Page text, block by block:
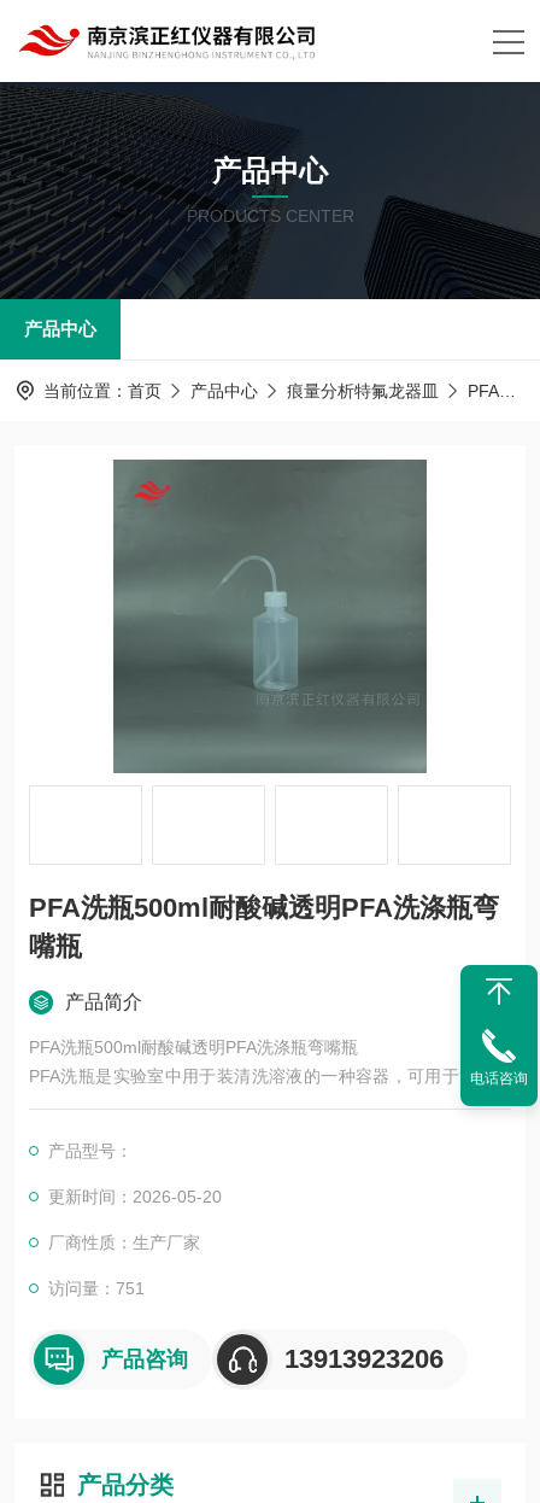
产品中心
PRODUCTS CENTER
产品中心
当前位置： 首页 产品中心 痕量分析特氟龙器皿 PFA器皿
PFA洗瓶500ml耐酸碱透明PFA洗涤瓶弯
嘴瓶
产品简介
PFA洗瓶500ml耐酸碱透明PFA洗涤瓶弯嘴瓶
PFA洗瓶是实验室中用于装清洗溶液的一种容器，可用于清洗使
用。
产品型号：
更新时间：2026-05-20
厂商性质：生产厂家
访问量：751
产品咨询 13913923206
产品分类
电话咨询